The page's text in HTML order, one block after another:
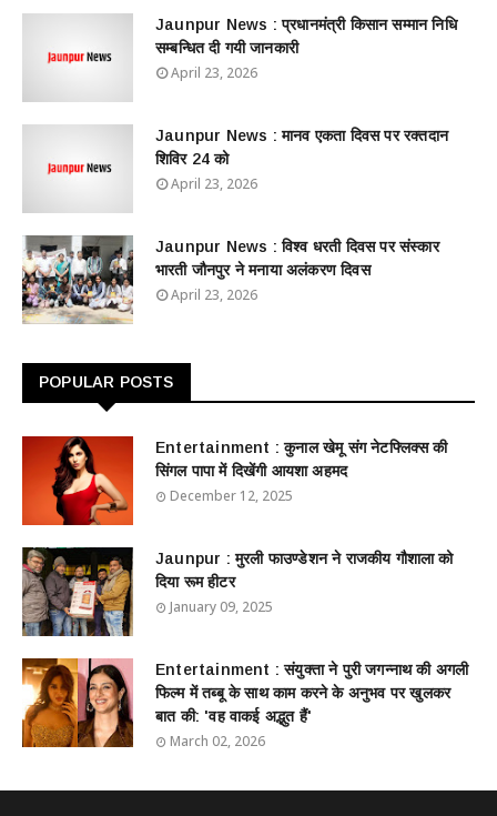
Jaunpur News : ​प्रधानमंत्री किसान सम्मान निधि
सम्बन्धित दी गयी जानकारी
April 23, 2026
Jaunpur News : ​मानव एकता दिवस पर रक्तदान
शिविर 24 को
April 23, 2026
Jaunpur News : विश्व धरती दिवस पर संस्कार
भारती जौनपुर ने मनाया अलंकरण दिवस
April 23, 2026
POPULAR POSTS
Entertainment : ​​​​कुनाल खेमू संग नेटफ्लिक्स की
सिंगल पापा में दिखेंगी आयशा अहमद
December 12, 2025
Jaunpur : ​मुरली फाउण्डेशन ने राजकीय गौशाला को
दिया रूम हीटर
January 09, 2025
Entertainment : ​संयुक्ता ने पुरी जगन्नाथ की अगली
फिल्म में तब्बू के साथ काम करने के अनुभव पर खुलकर
बात की: 'वह वाकई अद्भुत हैं'
March 02, 2026